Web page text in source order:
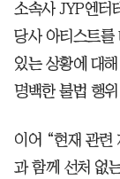
소속사 JYP엔터
당사 아티스트를
있는 상황에 대
명백한 불법 행
이어 “현재 관련
과 함께 선처 없